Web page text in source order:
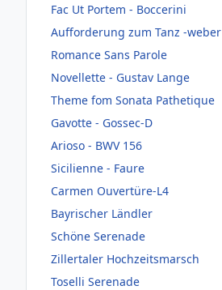
Fac Ut Portem - Boccerini
Aufforderung zum Tanz -weber
Romance Sans Parole
Novellette - Gustav Lange
Theme fom Sonata Pathetique
Gavotte - Gossec-D
Arioso - BWV 156
Sicilienne - Faure
Carmen Ouvertüre-L4
Bayrischer Ländler
Schöne Serenade
Zillertaler Hochzeitsmarsch
Toselli Serenade